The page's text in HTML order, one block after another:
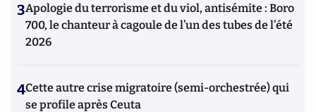
3Apologie du terrorisme et du viol, antisémite : Boro
700, le chanteur à cagoule de l’un des tubes de l’été
2026
4Cette autre crise migratoire (semi-orchestrée) qui
se profile après Ceuta